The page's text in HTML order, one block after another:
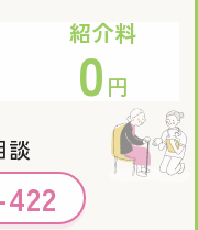
紹介料
0 円
談